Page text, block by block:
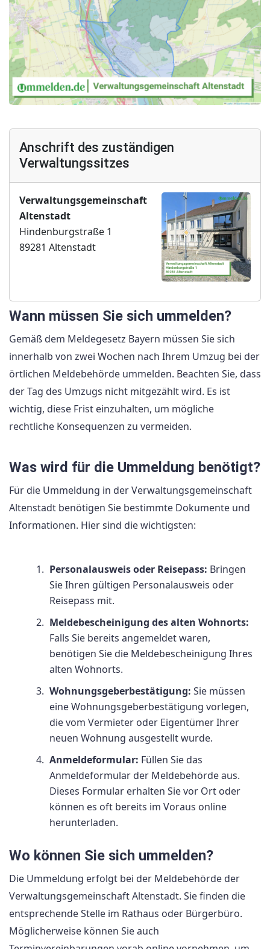
Anschrift des zuständigen
Verwaltungssitzes
Verwaltungsgemeinschaft
Altenstadt
Hindenburgstraße 1
89281 Altenstadt
Wann müssen Sie sich ummelden?
Gemäß dem Meldegesetz Bayern müssen Sie sich
innerhalb von zwei Wochen nach Ihrem Umzug bei der
örtlichen Meldebehörde ummelden. Beachten Sie, dass
der Tag des Umzugs nicht mitgezählt wird. Es ist
wichtig, diese Frist einzuhalten, um mögliche
rechtliche Konsequenzen zu vermeiden.
Was wird für die Ummeldung benötigt?
Für die Ummeldung in der Verwaltungsgemeinschaft
Altenstadt benötigen Sie bestimmte Dokumente und
Informationen. Hier sind die wichtigsten:
Personalausweis oder Reisepass: Bringen
Sie Ihren gültigen Personalausweis oder
Reisepass mit.
Meldebescheinigung des alten Wohnorts:
Falls Sie bereits angemeldet waren,
benötigen Sie die Meldebescheinigung Ihres
alten Wohnorts.
Wohnungsgeberbestätigung: Sie müssen
eine Wohnungsgeberbestätigung vorlegen,
die vom Vermieter oder Eigentümer Ihrer
neuen Wohnung ausgestellt wurde.
Anmeldeformular: Füllen Sie das
Anmeldeformular der Meldebehörde aus.
Dieses Formular erhalten Sie vor Ort oder
können es oft bereits im Voraus online
herunterladen.
Wo können Sie sich ummelden?
Die Ummeldung erfolgt bei der Meldebehörde der
Verwaltungsgemeinschaft Altenstadt. Sie finden die
entsprechende Stelle im Rathaus oder Bürgerbüro.
Möglicherweise können Sie auch